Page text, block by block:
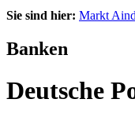
Sie sind hier: Markt
Banken
Deutsche